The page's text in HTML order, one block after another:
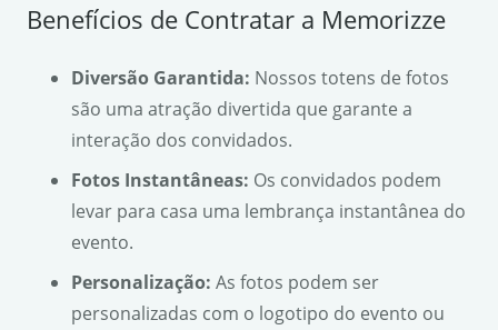
Benefícios de Contratar a Memorizze
Diversão Garantida: Nossos totens de fotos
são uma atração divertida que garante a
interação dos convidados.
Fotos Instantâneas: Os convidados podem
levar para casa uma lembrança instantânea do
evento.
Personalização: As fotos podem ser
personalizadas com o logotipo do evento ou